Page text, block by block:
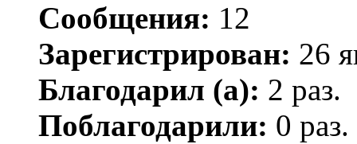
Сообщения: 12
Зарегистрирован: 26
Благодарил (а): 2 раз.
Поблагодарили: 0 раз.